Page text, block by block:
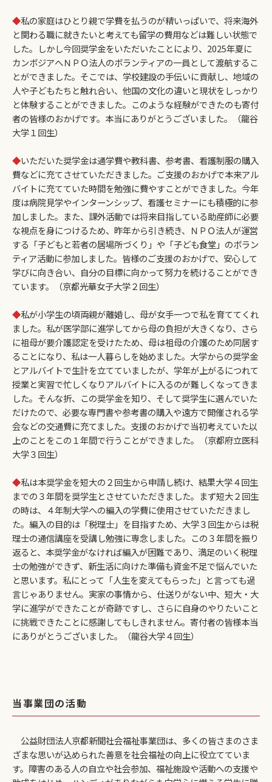
◆私の家庭はひとり親で学費を払うのが精いっぱいで、将来海外
と関わる職に就きたいと考えても留学の費用などは難しい状態で
した。しかし今回奨学金をいただいたことにより、2025年夏に
カンボジアへＮＰＯ法人のボランティアの一員として渡航するこ
とができました。そこでは、学校建設の手伝いに貢献し、地域の
人や子どもたちと触れ合い、他国の文化の違いと現状をしっかり
と体験することができました。このような経験ができたのも寄付
者の皆様のおかげです。本当にありがとうございました。（龍谷
大学１回生）
◆いただいた奨学金は通学費や教科書、参考書、看護制服の購入
費などに充てさせていただきました。ご支援のおかげで本来アル
バイトに充てていた時間を勉強に費やすことができました。今年
度は病院見学やインターンシップ、看護セミナーにも積極的に参
加しました。また、課外活動では将来目指している助産師に必要
な視点を身につけるため、昨年から引き続き、ＮＰＯ法人が運営
する「子どもと若者の居場所づくり」や「子ども食堂」のボラン
ティア活動に参加しました。皆様のご支援のおかげで、安心して
学びに向き合い、自分の目標に向かって努力を続けることができ
ています。（京都光華女子大学２回生）
◆私が小学生の頃両親が離婚し、母が女手一つで私を育ててくれ
ました。私が医学部に進学してから母の負担が大きくなり、さら
に祖母が要介護認定を受けたため、母は祖母の介護のため同居す
ることになり、私は一人暮らしを始めました。大学からの奨学金
とアルバイトで生計を立てていましたが、学年が上がるにつれて
授業と実習で忙しくなりアルバイトに入るのが難しくなってきま
した。そんな折、この奨学金を知り、そして奨学生に選んでいた
だけたので、必要な専門書や参考書の購入や遠方で開催される学
会などの交通費に充てました。支援のおかげで当初考えていた以
上のことをこの１年間で行うことができました。（京都府立医科
大学３回生）
◆私は本奨学金を短大の２回生から申請し続け、結果大学４回生
までの３年間を奨学生とさせていただきました。まず短大２回生
の時は、４年制大学への編入の学費に使用させていただきまし
た。編入の目的は「税理士」を目指すため、大学３回生からは税
理士の通信講座を受講し勉強に専念しました。この３年間を振り
返ると、本奨学金がなければ編入が困難であり、満足のいく税理
士の勉強ができず、新生活に向けた準備も資金不足で悩んでいた
と思います。私にとって「人生を変えてもらった」と言っても過
言じゃありません。実家の事情から、仕送りがない中、短大・大
学に進学ができたことが奇跡ですし、さらに自身のやりたいこと
に挑戦できたことに感謝してもしきれません。寄付者の皆様本当
にありがとうございました。（龍谷大学４回生）
当事業団の活動
公益財団法人京都新聞社会福祉事業団は、多くの皆さまのさま
ざまな思いが込められた善意を社会福祉の向上に役立てていま
す。障害のある人の自立や社会参加、福祉施設や活動への支援や